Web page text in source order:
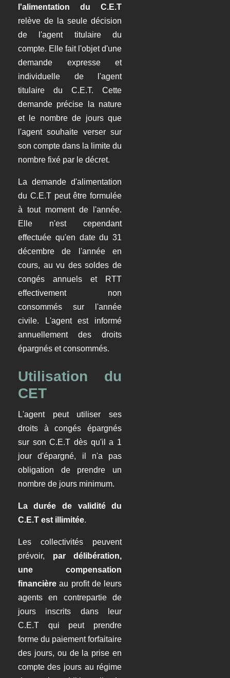
l'alimentation du C.E.T
relève de la seule décision
de l'agent titulaire du
compte. Elle fait l'objet d'une
demande expresse et
individuelle de l'agent
titulaire du C.E.T. Cette
demande précise la nature
et le nombre de jours que
l'agent souhaite verser sur
son compte dans la limite du
nombre fixé par le décret.
La demande d'alimentation
du C.E.T peut être formulée
à tout moment de l'année.
Elle n'est cependant
effectuée qu'en date du 31
décembre de l'année en
cours, au vu des soldes de
congés annuels et RTT
effectivement non
consommés sur l'année
civile. L'agent est informé
annuellement des droits
épargnés et consommés.
Utilisation du
CET
L'agent peut utiliser ses
droits à congés épargnés
sur son C.E.T dès qu'il a 1
jour d'épargné, il n'a pas
obligation de prendre un
nombre de jours minimum.
La durée de validité du
C.E.T est illimitée.
Les collectivités peuvent
prévoir, par délibération,
une compensation
financièreau profit de leurs
agents en contrepartie de
jours inscrits dans leur
C.E.T qui peut prendre
forme du paiement forfaitaire
des jours, ou de la prise en
compte des jours au régime